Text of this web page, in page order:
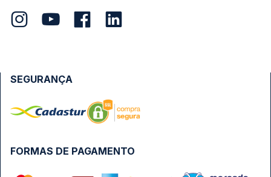
FORMAS DE PAGAMENTO
SEGURANÇA